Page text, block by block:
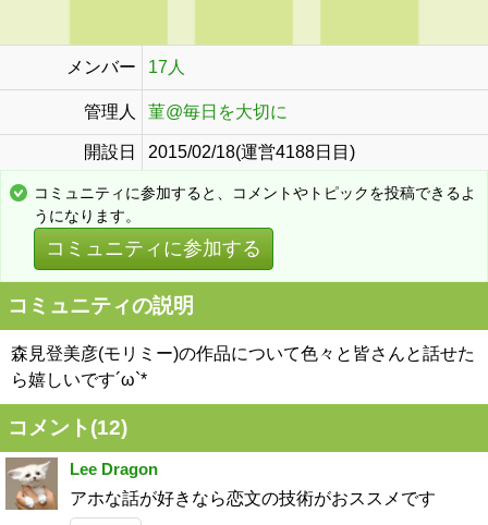
メンバー 17人
管理人 菫@毎日を大切に
開設日 2015/02/18(運営4188日目)
コミュニティに参加すると、コメントやトピックを投稿できるよ
うになります。
コミュニティに参加する
コミュニティの説明
森見登美彦(モリミー)の作品について色々と皆さんと話せた
ら嬉しいです´ω`*
コメント(12)
Lee Dragon
アホな話が好きなら恋文の技術がおススメです